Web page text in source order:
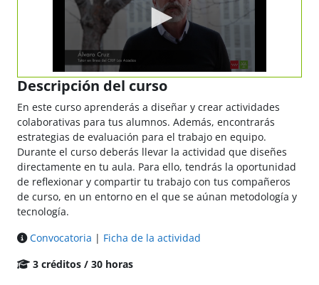
Descripción del curso
En este curso aprenderás a diseñar y crear actividades
colaborativas para tus alumnos. Además, encontrarás
estrategias de evaluación para el trabajo en equipo.
Durante el curso deberás llevar la actividad que diseñes
directamente en tu aula. Para ello, tendrás la oportunidad
de reflexionar y compartir tu trabajo con tus compañeros
de curso, en un entorno en el que se aúnan metodología y
tecnología.
Convocatoria | Ficha de la actividad
3 créditos / 30 horas